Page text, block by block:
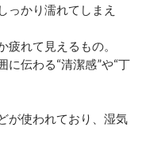
っかり濡れてしまえ
れて見えるもの。
に伝わる“清潔感”や“丁
が使われており、湿気